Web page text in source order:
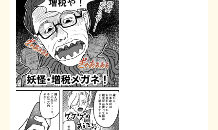
【国の、本当の】財源チラシ／旧・財源研究室
シン財源はあなたです／合同誌／旧・サブカル分室
日本経済を解説するヤンキー／MIHANAマンガ／旧・財研出版
マネクリ戦士 RED & BLACK
MMTの学習資料
STOPインボイス作品集
たかの経世済民イラスト集
旧・財源研究室について
チラシ発行部数
会計報告
旧・財研出版について
会計報告